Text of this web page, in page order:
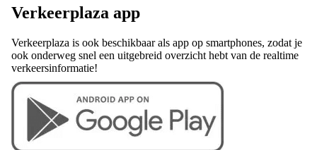
Verkeerplaza app
Verkeerplaza is ook beschikbaar als app op smartphones, zodat je
ook onderweg snel een uitgebreid overzicht hebt van de realtime
verkeersinformatie!